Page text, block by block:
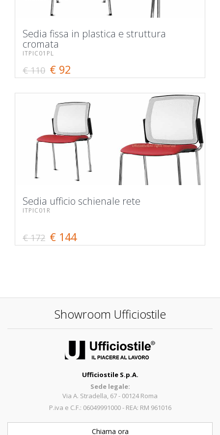
Sedia fissa in plastica e struttura
cromata
ITPIC01PL
€ 110 € 92
Sedia ufficio schienale rete
ITPIC01R
€ 172 € 144
Showroom Ufficiostile
Ufficiostile S.p.A.
Sede legale:
Via A. Stradella, 67 - 00124 Roma
P.iva e C.F.: 06049991000 - REA: RM 961016
Chiama ora